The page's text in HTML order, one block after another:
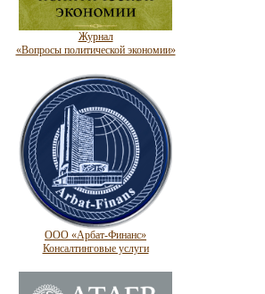
Журнал
«Вопросы политической экономии»
ООО «Арбат-Финанс»
Консалтинговые услуги